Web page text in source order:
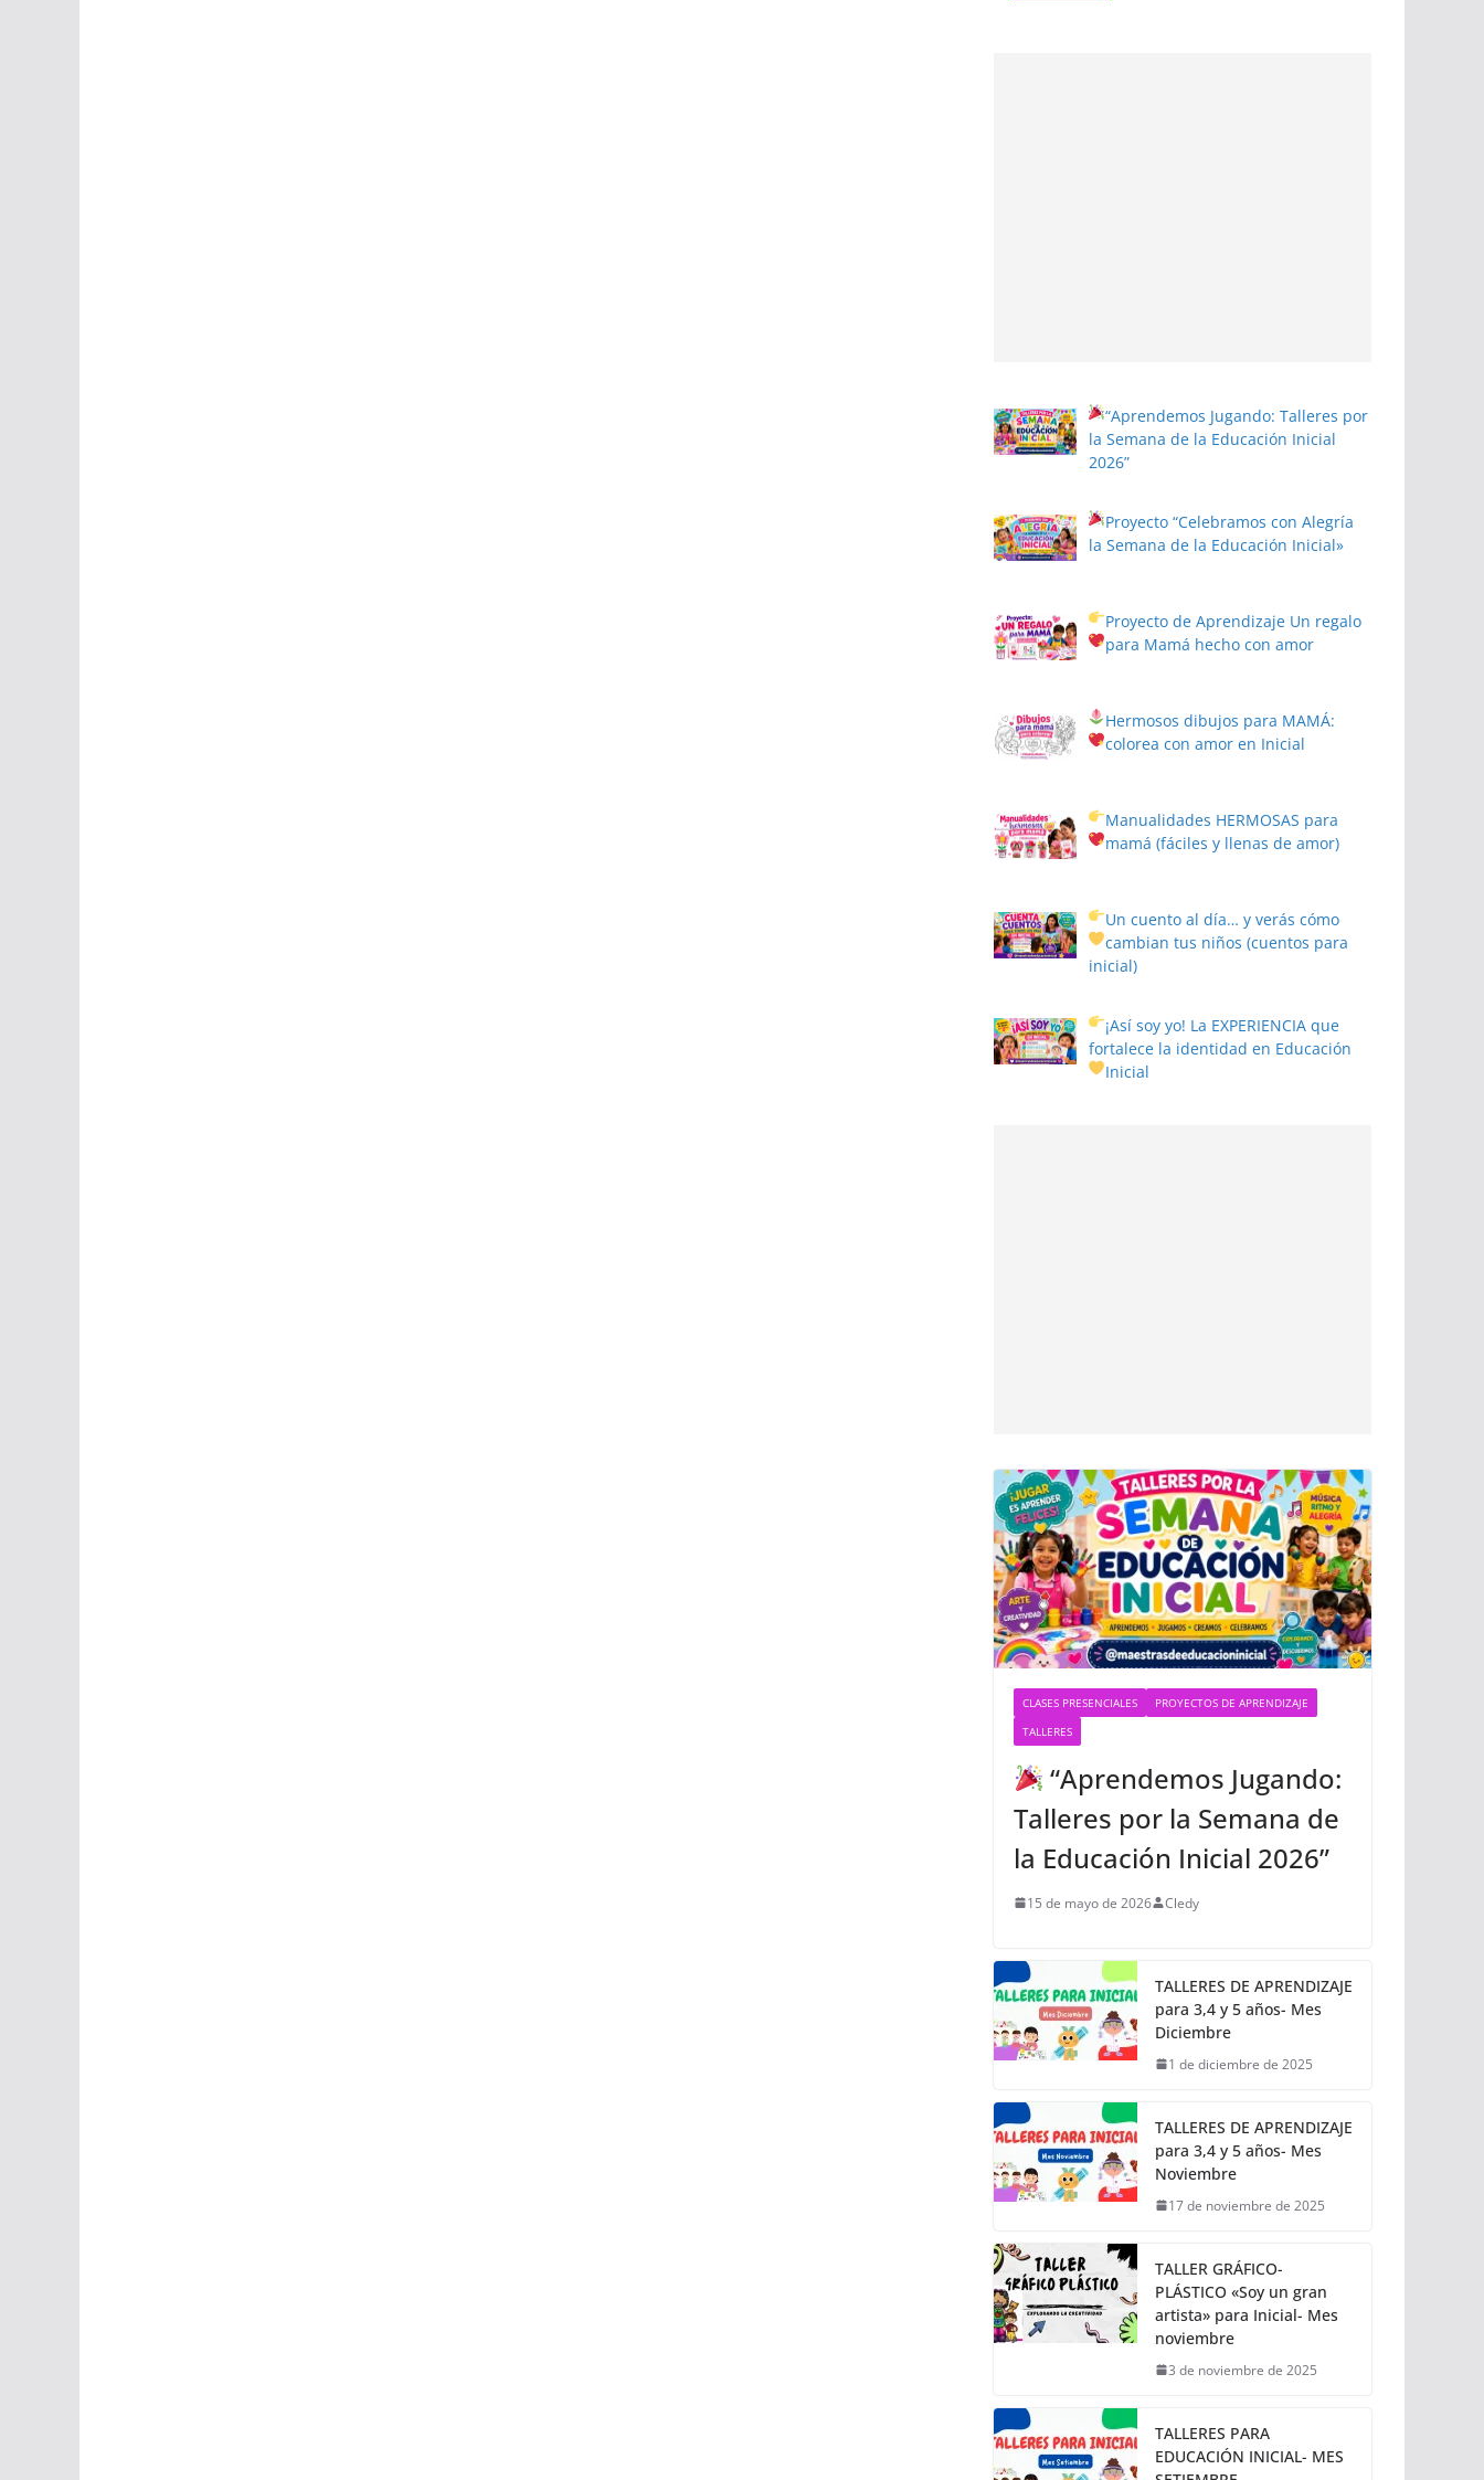
“Aprendemos Jugando: Talleres por
la Semana de la Educación Inicial
2026”
Proyecto“Celebramos con Alegría
la Semana de la Educación Inicial»
Proyecto de Aprendizaje Un regalo
para Mamá hecho con amor
Hermosos dibujos para MAMÁ:
colorea con amor en Inicial
Manualidades HERMOSAS para
mamá (fáciles y llenas de amor)
Un cuento al día… y verás cómo
cambian tus niños(cuentos para
inicial)
¡Así soy yo! La EXPERIENCIA que
fortalece la identidad en Educación
Inicial
CLASES PRESENCIALES
PROYECTOS DE APRENDIZAJE
TALLERES
“Aprendemos Jugando:
Talleres por la Semana de
la Educación Inicial 2026”
15 de mayo de 2026 Cledy
TALLERES DE APRENDIZAJE
para 3,4 y 5 años- Mes
Diciembre
1 de diciembre de 2025
TALLERES DE APRENDIZAJE
para 3,4 y 5 años- Mes
Noviembre
17 de noviembre de 2025
TALLER GRÁFICO-
PLÁSTICO «Soy un gran
artista» para Inicial- Mes
noviembre
3 de noviembre de 2025
TALLERES PARA
EDUCACIÓN INICIAL- MES